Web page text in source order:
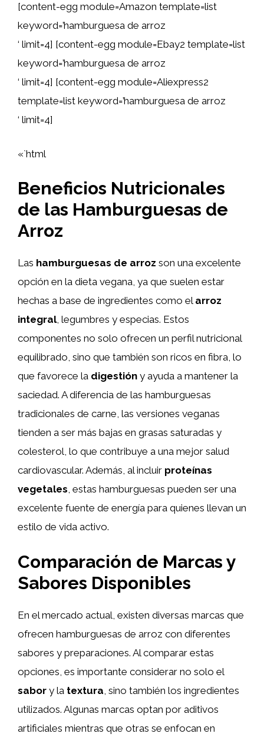
[content-egg module=Amazon template=list
keyword=’hamburguesa de arroz
‘ limit=4] [content-egg module=Ebay2 template=list
keyword=’hamburguesa de arroz
‘ limit=4] [content-egg module=Aliexpress2
template=list keyword=’hamburguesa de arroz
‘ limit=4]
«`html
Beneficios Nutricionales
de las Hamburguesas de
Arroz
Las hamburguesas de arroz son una excelente
opción en la dieta vegana, ya que suelen estar
hechas a base de ingredientes como el arroz
integral, legumbres y especias. Estos
componentes no solo ofrecen un perfil nutricional
equilibrado, sino que también son ricos en fibra, lo
que favorece la digestión y ayuda a mantener la
saciedad. A diferencia de las hamburguesas
tradicionales de carne, las versiones veganas
tienden a ser más bajas en grasas saturadas y
colesterol, lo que contribuye a una mejor salud
cardiovascular. Además, al incluir proteínas
vegetales, estas hamburguesas pueden ser una
excelente fuente de energía para quienes llevan un
estilo de vida activo.
Comparación de Marcas y
Sabores Disponibles
En el mercado actual, existen diversas marcas que
ofrecen hamburguesas de arroz con diferentes
sabores y preparaciones. Al comparar estas
opciones, es importante considerar no solo el
sabor y la textura , sino también los ingredientes
utilizados. Algunas marcas optan por aditivos
artificiales mientras que otras se enfocan en